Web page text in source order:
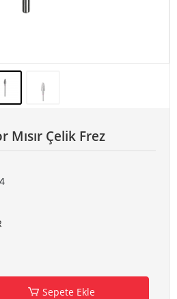
Mısır Çelik Frez
Sepete Ekle